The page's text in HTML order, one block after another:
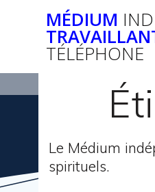
MÉDIUM
TÉLÉPHONE
Le Médium
spirituels.